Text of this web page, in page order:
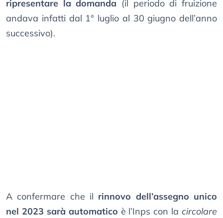
ripresentare la domanda (il periodo di fruizione
andava infatti dal 1° luglio al 30 giugno dell’anno
successivo).
A confermare che il rinnovo dell’assegno unico
nel 2023 sarà automatico è l’Inps con la circolare